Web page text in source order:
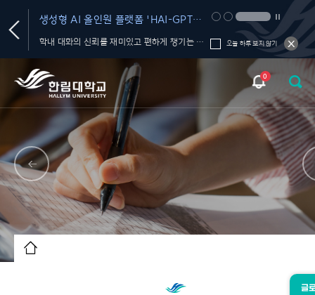
생성형 AI 올인원 플랫폼 'HAI-GPT
서비스' OPEN
학내 대화의 신뢰를 재미있고 편하게 챙기는 FactChat
MEeT
Technology
2026. 9. 10.(목)
오늘 하루 보지 않기
0
글